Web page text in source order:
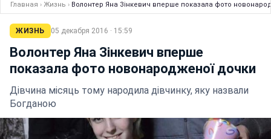
Главная › Жизнь › Волонтер Яна Зінкевич вперше показала фото
ЖИЗНЬ 05 декабря 2016 · 15:59
Волонтер Яна Зінкевич вперше
показала фото новонародженої дочки
Дівчина місяць тому народила дівчинку, яку назвали
Богданою